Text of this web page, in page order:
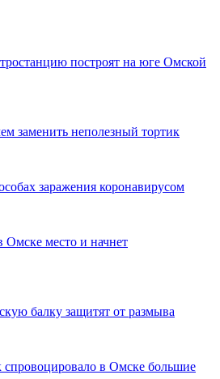
построят на юге Омской
заменить неполезный тортик
заражения коронавирусом
место и начнет
балку защитят от размыва
в Омске большие